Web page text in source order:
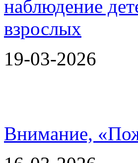
19-03-2026
Внимание,